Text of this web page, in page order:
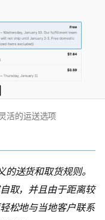
活的运送选项
送货和取货规则。
取，并且由于距离较
松地与当地客户联系